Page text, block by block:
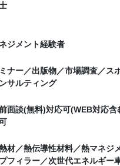
ジメント経験者
ナー／出版物／市場調査／ス
サルティング
面談(無料)対応可(WEB対応含
材／熱伝導性材料／熱マネジ
フィラー／次世代エネルギー